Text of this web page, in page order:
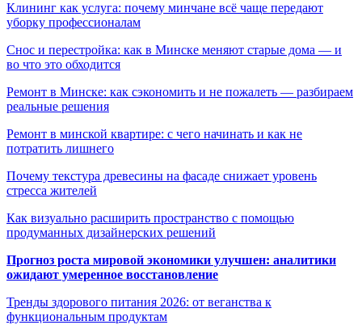
Клининг как услуга: почему минчане всё чаще передают
уборку профессионалам
Снос и перестройка: как в Минске меняют старые дома — и
во что это обходится
Ремонт в Минске: как сэкономить и не пожалеть — разбираем
реальные решения
Ремонт в минской квартире: с чего начинать и как не
потратить лишнего
Почему текстура древесины на фасаде снижает уровень
стресса жителей
Как визуально расширить пространство с помощью
продуманных дизайнерских решений
Прогноз роста мировой экономики улучшен: аналитики
ожидают умеренное восстановление
Тренды здорового питания 2026: от веганства к
функциональным продуктам